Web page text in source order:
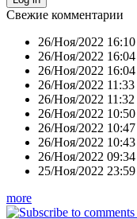
Свежие комментарии
26/Ноя/2022 16:10
26/Ноя/2022 16:04
26/Ноя/2022 16:04
26/Ноя/2022 11:33
26/Ноя/2022 11:32
26/Ноя/2022 10:50
26/Ноя/2022 10:47
26/Ноя/2022 10:43
26/Ноя/2022 09:34
25/Ноя/2022 23:59
more